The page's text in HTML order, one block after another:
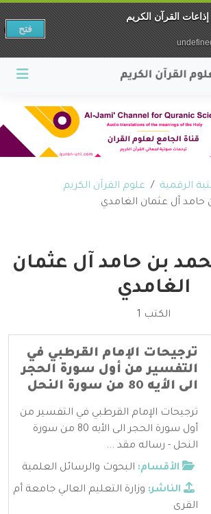
الرقمية
علوم القرآن الكريم
آل عثمان الغامدي
بن حامد آل عثمان
الغامدي
الكتب 1
ترجيحات الإمام القرطبي في
التفسير من أول سورة الحجر
الى الأيه 80 من سورة النحل
ترجيحات الإمام القرطبي في التفسير من
أول سورة الحجر الى الأيه 80 من سورة
النحل - رساله مقد ...
الأقسام: البحوث والرسائل العلمية
الناشر: وزارة التعليم العالي جامعة أم
القرى
القرآن الكريم
فتح